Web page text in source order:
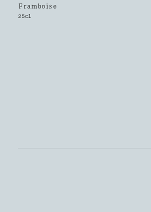
Framboise
25cl